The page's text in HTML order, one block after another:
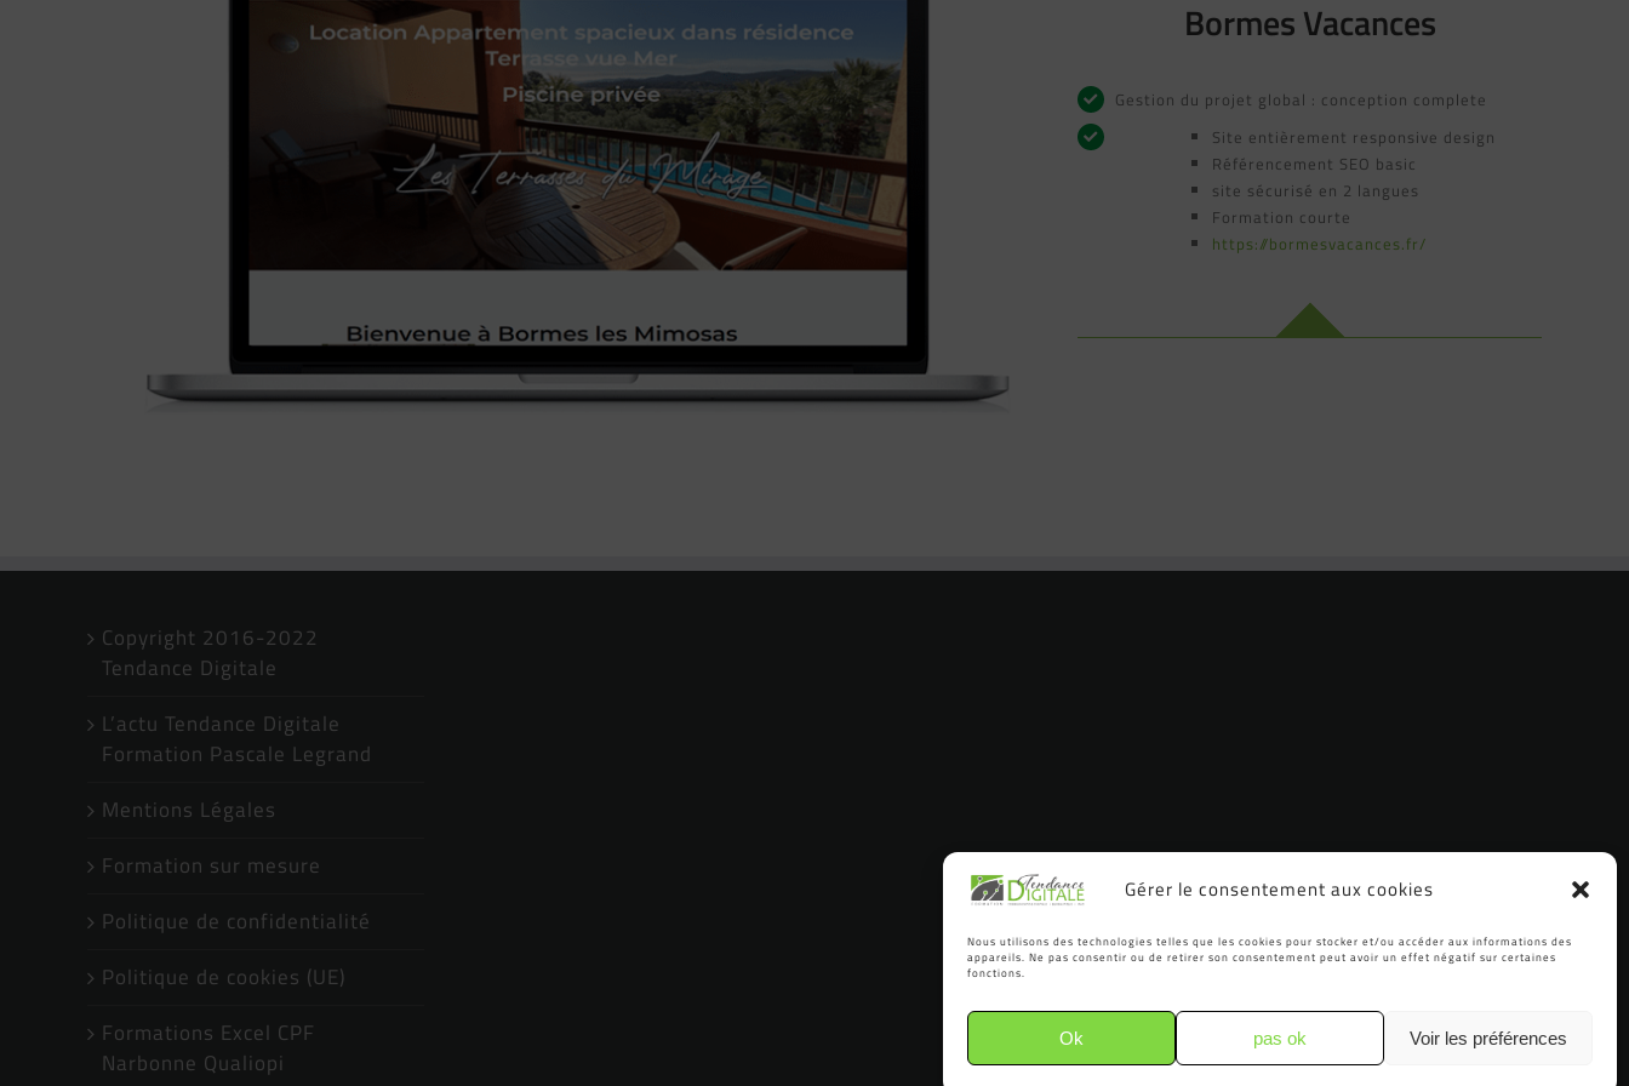
Gérer le consentement aux cookies
Nous utilisons des technologies telles que les cookies pour stocker et/ou accéder aux informations des
appareils. Ne pas consentir ou de retirer son consentement peut avoir un effet négatif sur certaines
fonctions.
Ok pas ok Voir les préférences
Bormes Vacances
Gestion du projet global : conception complete
Site entièrement responsive design
Référencement SEO basic
site sécurisé en 2 langues
Formation courte
https://bormesvacances.fr/
Copyright 2016-2022
Tendance Digitale
L’actu Tendance Digitale
Formation Pascale Legrand
Mentions Légales
Formation sur mesure
Politique de confidentialité
Politique de cookies (UE)
Formations Excel CPF
Narbonne Qualiopi